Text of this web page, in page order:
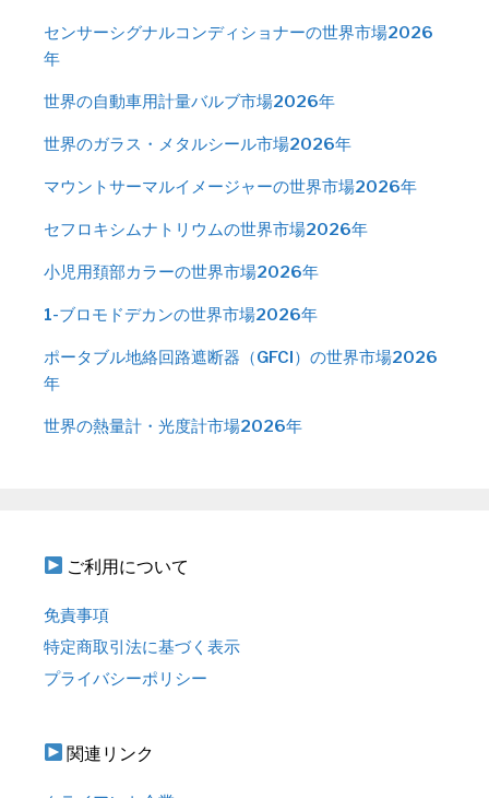
センサーシグナルコンディショナーの世界市場2026
年
世界の自動車用計量バルブ市場2026年
世界のガラス・メタルシール市場2026年
マウントサーマルイメージャーの世界市場2026年
セフロキシムナトリウムの世界市場2026年
小児用頚部カラーの世界市場2026年
1-ブロモドデカンの世界市場2026年
ポータブル地絡回路遮断器（GFCI）の世界市場2026
年
世界の熱量計・光度計市場2026年
ご利用について
免責事項
特定商取引法に基づく表示
プライバシーポリシー
関連リンク